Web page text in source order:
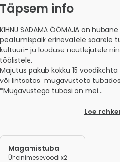
Täpsem info
KIHNU SADAMA ÖÖMAJA on
peatumispaik erinevatele saarele
kultuuri- ja looduse nautlejatele
töölistele.
Majutus pakub kokku 15
või lihtsates  mugavusteta
*Mugavustega tubasi on mei...
Loe
Magamistuba
Üheinimesevoodi x2